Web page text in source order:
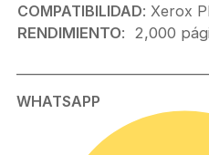
COMPATIBILIDAD: Xerox
RENDIMIENTO: 2,000
WHATSAPP